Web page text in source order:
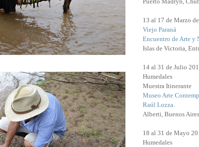
13 al 17 de Marzo
Viejo Paraná
Encuentro de Arte y
Islas de Victoria,
14 al 31 de Julio
Humedales
Muestra Itinerante
Museo Arte
Raúl Lozza.
Alberti, Buenos Aires.
18 al 31 de Mayo
Humedales